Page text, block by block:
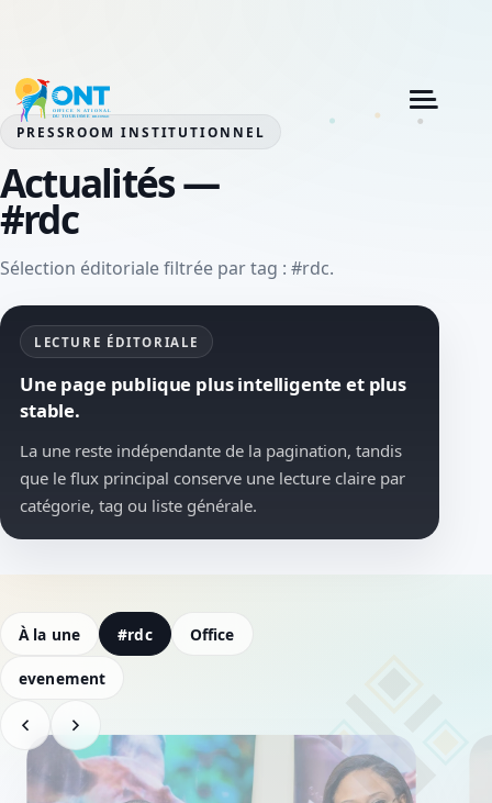
PRESSROOM INSTITUTIONNEL
Actualités —
#rdc
Sélection éditoriale filtrée par tag : #rdc.
LECTURE ÉDITORIALE
Une page publique plus intelligente et plus
stable.
La une reste indépendante de la pagination, tandis
que le flux principal conserve une lecture claire par
catégorie, tag ou liste générale.
À la une #rdc Office
evenement